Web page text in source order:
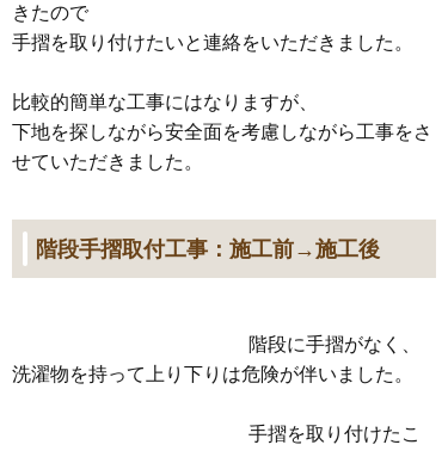
きたので
手摺を取り付けたいと連絡をいただきました。
比較的簡単な工事にはなりますが、
下地を探しながら安全面を考慮しながら工事をさ
せていただきました。
階段手摺取付工事：施工前→施工後
階段に手摺がなく、
洗濯物を持って上り下りは危険が伴いました。
手摺を取り付けたこ